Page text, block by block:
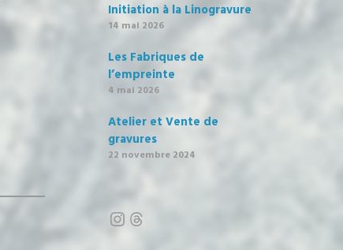
Initiation à la Linogravure
14 mai 2026
Les Fabriques de
l’empreinte
4 mai 2026
Atelier et Vente de
gravures
22 novembre 2024
Instagram
Threads